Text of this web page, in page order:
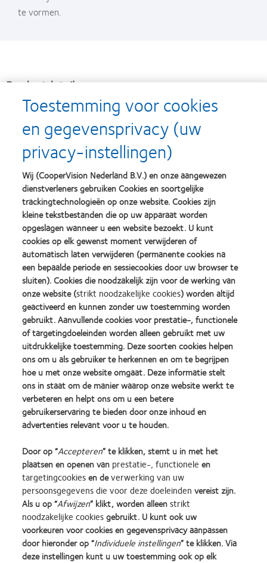
te vormen.
Productdetails
Materiaal/H O-gehalte
omafilcon B / 62%
Vervangingsschema
Maandelijkse vervanging
Zuurstofdoorlaatbaarheid
38.6 DK/t (bij -3.00D)
Verpakkingsgrootte
6
Ontwerp
D lens, N lens
Basiscurve
8.8, 8.4
Diameter
14.4
Sferische sterkte
+20.00D t/m -20.00D
(per 0.50D na +/-6.50D)
Cilindrische sterkte
-0.75 t/m -5.75 (per 0.50)
5° t/m 180° (per 5°)
Leessterkte
+1.00 t/m +4.00 (per 0.50)
Draagschema
Dagelijks
Learn
more
about
Silmo
d’Or
best
product
Learn
more
about
Contact
Lens
Product
of
Learn
more
about
2012
&
2010
Best
Learn
more
about
2011
Best
Factory
Awards
Learn
more
about
ODMA
2011
(2011)
Learn
2012
REBRAND
100®
Global
Practitioner Home
Privacybeleid
Toestemming voor cookies
en gegevensprivacy (uw
privacy-instellingen)
Wij (CooperVision Nederland B.V.) en onze aangewezen
dienstverleners gebruiken Cookies en soortgelijke
trackingtechnologieën op onze website. Cookies zijn
kleine tekstbestanden die op uw apparaat worden
opgeslagen wanneer u een website bezoekt. U kunt
cookies op elk gewenst moment verwijderen of
automatisch laten verwijderen (permanente cookies na
een bepaalde periode en sessiecookies door uw browser te
sluiten). Cookies die noodzakelijk zijn voor de werking van
onze website (strikt noodzakelijke cookies) worden altijd
geactiveerd en kunnen zonder uw toestemming worden
gebruikt. Aanvullende cookies voor prestatie-, functionele
of targetingdoeleinden worden alleen gebruikt met uw
uitdrukkelijke toestemming. Deze soorten cookies helpen
ons om u als gebruiker te herkennen en om te begrijpen
hoe u met onze website omgaat. Deze informatie stelt
ons in staat om de manier waarop onze website werkt te
verbeteren en helpt ons om u een betere
gebruikerservaring te bieden door onze inhoud en
advertenties relevant voor u te houden.
Door op “Accepteren” te klikken, stemt u in met het
plaatsen en openen van prestatie-, functionele en
targetingcookiesen deverwerking van uw
persoonsgegevens die voor deze doeleinden vereist zijn.
Als u op “Afwijzen” klikt, worden alleenstrikt
noodzakelijke cookiesgebruikt. U kunt ook uw
voorkeuren voor cookies en gegevensprivacy aanpassen
door hieronder op “Individuele instellingen” te klikken. Via
deze instellingen kunt u uw toestemming ook op elk